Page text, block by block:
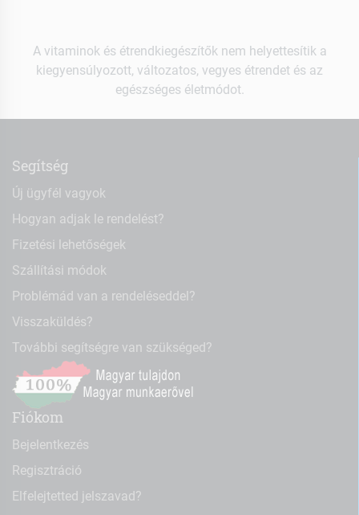
A vitaminok és étrendkiegészítők nem helyettesítik a
kiegyensúlyozott, változatos, vegyes étrendet és az
egészséges életmódot.
Segítség
Új ügyfél vagyok
Hogyan adjak le rendelést?
Fizetési lehetőségek
Szállítási módok
Problémád van a rendeléseddel?
Visszaküldés?
További segítségre van szükséged?
Fiókom
Bejelentkezés
Regisztráció
Elfelejtetted jelszavad?